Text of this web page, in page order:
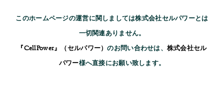
このホームページの運営に関しましては株式会社セルパワーとは
一切関連ありません。
『CellPower』（セルパワー）のお問い合わせは、 株式会社セル
パワー様へ直接にお願い致します。